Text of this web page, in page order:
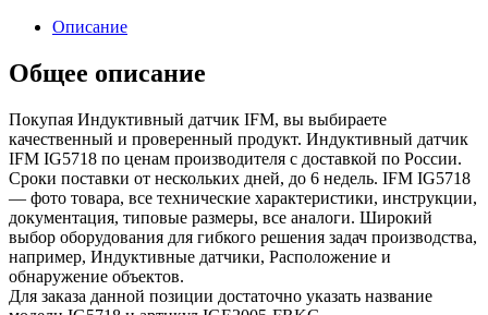
ig5718Описание
Общее описание
Покупая Индуктивный датчик IFM, вы выбираете
качественный и проверенный продукт. Индуктивный датчик
IFM IG5718 по ценам производителя с доставкой по России.
Сроки поставки от нескольких дней, до 6 недель. IFM IG5718
— фото товара, все технические характеристики, инструкции,
документация, типовые размеры, все аналоги. Широкий
выбор оборудования для гибкого решения задач производства,
например, Индуктивные датчики, Расположение и
обнаружение объектов.
Для заказа данной позиции достаточно указать название